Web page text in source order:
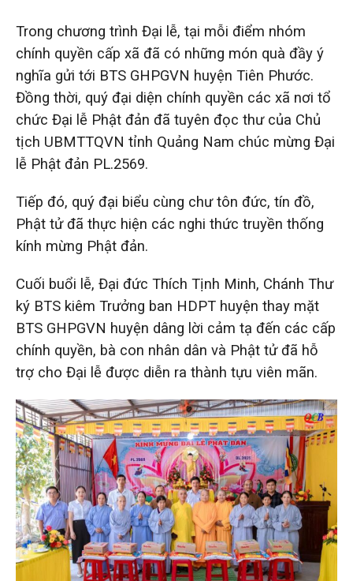
Trong chương trình Đại lễ, tại mỗi điểm nhóm
chính quyền cấp xã đã có những món quà đầy ý
nghĩa gửi tới BTS GHPGVN huyện Tiên Phước.
Đồng thời, quý đại diện chính quyền các xã nơi tổ
chức Đại lễ Phật đản đã tuyên đọc thư của Chủ
tịch UBMTTQVN tỉnh Quảng Nam chúc mừng Đại
lễ Phật đản PL.2569.
Tiếp đó, quý đại biểu cùng chư tôn đức, tín đồ,
Phật tử đã thực hiện các nghi thức truyền thống
kính mừng Phật đản.
Cuối buổi lễ, Đại đức Thích Tịnh Minh, Chánh Thư
ký BTS kiêm Trưởng ban HDPT huyện thay mặt
BTS GHPGVN huyện dâng lời cảm tạ đến các cấp
chính quyền, bà con nhân dân và Phật tử đã hỗ
trợ cho Đại lễ được diễn ra thành tựu viên mãn.